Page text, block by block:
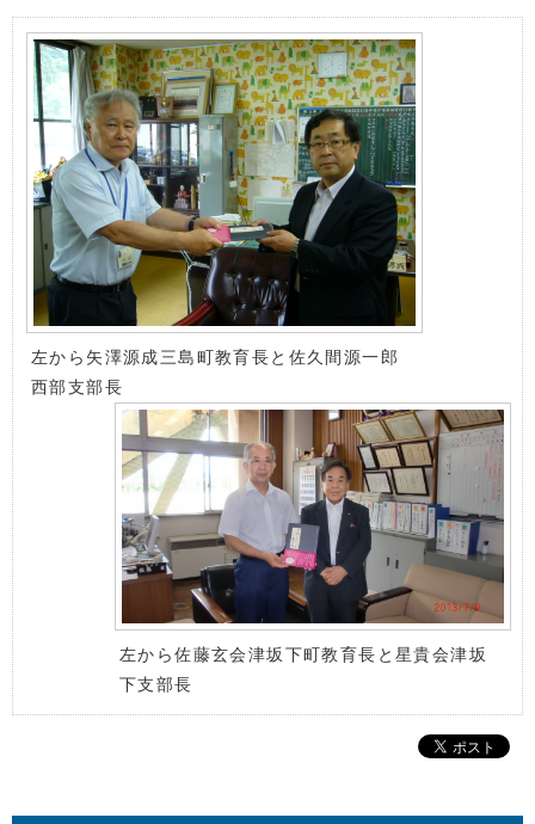
左から矢澤源成三島町教育長と佐久間源一郎
西部支部長
左から佐藤玄会津坂下町教育長と星貴会津坂
下支部長